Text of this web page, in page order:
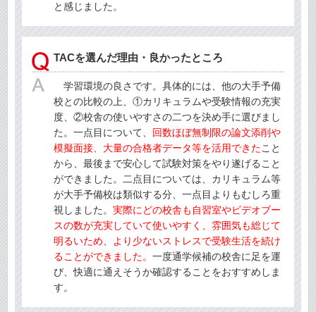
と感じました。
TACを選んだ理由・良かったところ
学習環境の良さです。具体的には、他の大手予備
校との比較の上、①カリキュラムや受験情報の充実
度、②校舎の使いやすさの二つを決め手に選びまし
た。一点目について、 回数ほぼ無制限の論文添削や
模擬面接、大量の合格者データ等を活用できたこと
から、最後まで安心して試験対策をやり遂げること
ができました。二点目については、カリキュラム等
が大手予備校は類似する分、一点目よりもむしろ重
視しました。 実際にどの校舎も自習室やビデオブー
スの数が充実していて使いやすく、雰囲気も総じて
明るいため、より少ないストレスで受験生活を続け
ることができました。 一度通学候補の校舎に足を運
び、快適に通えそうか確認することをおすすめしま
す。